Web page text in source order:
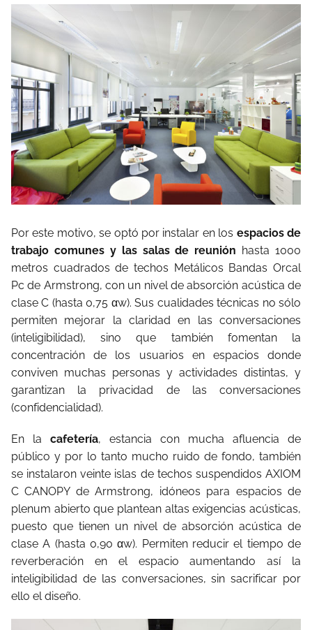
Por este motivo, se optó por instalar en los espacios de
trabajo comunes y las salas de reunión hasta 1000
metros cuadrados de techos Metálicos Bandas Orcal
Pc de Armstrong, con un nivel de absorción acústica de
clase C (hasta 0,75 αw). Sus cualidades técnicas no sólo
permiten mejorar la claridad en las conversaciones
(inteligibilidad), sino que también fomentan la
concentración de los usuarios en espacios donde
conviven muchas personas y actividades distintas, y
garantizan la privacidad de las conversaciones
(confidencialidad).
En la cafetería, estancia con mucha afluencia de
público y por lo tanto mucho ruido de fondo, también
se instalaron veinte islas de techos suspendidos AXIOM
C CANOPY de Armstrong, idóneos para espacios de
plenum abierto que plantean altas exigencias acústicas,
puesto que tienen un nivel de absorción acústica de
clase A (hasta 0,90 αw). Permiten reducir el tiempo de
reverberación en el espacio aumentando así la
inteligibilidad de las conversaciones, sin sacrificar por
ello el diseño.